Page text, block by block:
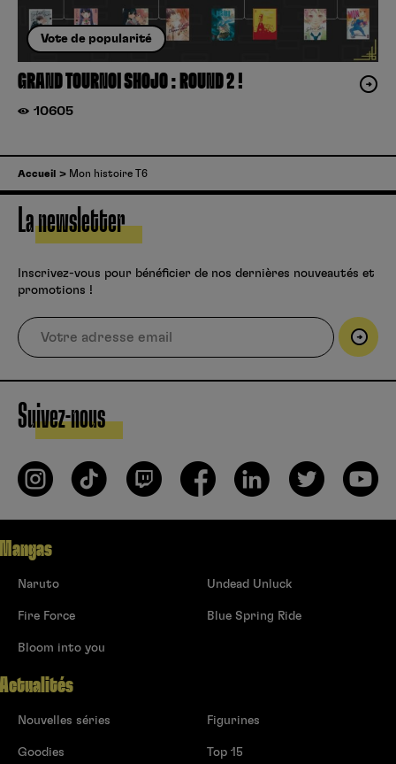
Vote de popularité
GRAND TOURNOI SHOJO : ROUND 2 !
10605
Accueil Mon histoire T6
La newsletter
Inscrivez-vous pour bénéficier de nos dernières nouveautés et
promotions !
Suivez-nous
Mangas
Naruto
Fire Force
Bloom into you
Undead Unluck
Blue Spring Ride
Actualités
Nouvelles séries
Goodies
Figurines
Top 15